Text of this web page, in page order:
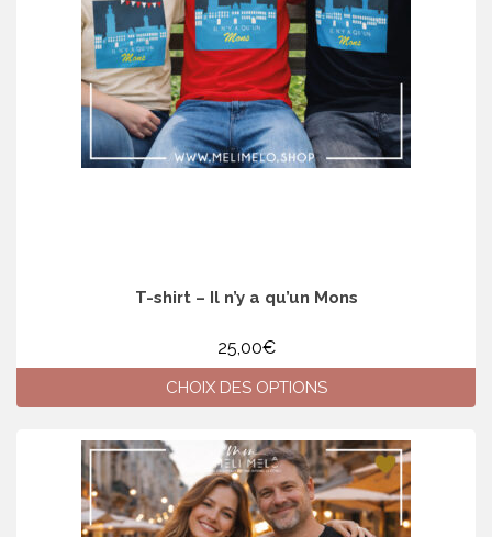
choisies
sur
la
page
du
produit
T-shirt – Il n’y a qu’un Mons
25,00€
CHOIX DES OPTIONS
produit
a
plusieurs
variations.
Les